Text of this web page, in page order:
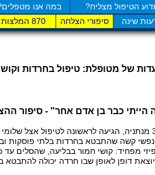
הטיפול מצליח?
במה אנו
שינה
סיפורי הצלחה 870 המלצות
של מטופלת: טיפול בחרדות
הייתי כבר בן אדם אחר" - סיפור
כאשר אולגה, בת 37 מנתניה, הגיעה לראשונה
קשה שהתבטא בחרדות בלתי פוסקות
מפחיד: קושי חמור בבליעה, שהסלים עד
דופן לאופן שבו חרדה יכולה